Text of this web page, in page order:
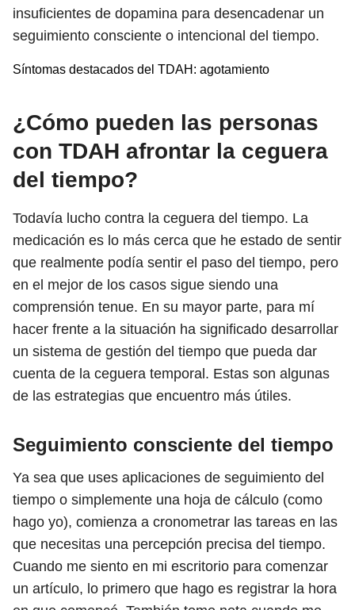
insuficientes de dopamina para desencadenar un
seguimiento consciente o intencional del tiempo.
Síntomas destacados del TDAH: agotamiento
¿Cómo pueden las personas
con TDAH afrontar la ceguera
del tiempo?
Todavía lucho contra la ceguera del tiempo. La
medicación es lo más cerca que he estado de sentir
que realmente podía sentir el paso del tiempo, pero
en el mejor de los casos sigue siendo una
comprensión tenue. En su mayor parte, para mí
hacer frente a la situación ha significado desarrollar
un sistema de gestión del tiempo que pueda dar
cuenta de la ceguera temporal. Estas son algunas
de las estrategias que encuentro más útiles.
Seguimiento consciente del tiempo
Ya sea que uses aplicaciones de seguimiento del
tiempo o simplemente una hoja de cálculo (como
hago yo), comienza a cronometrar las tareas en las
que necesitas una percepción precisa del tiempo.
Cuando me siento en mi escritorio para comenzar
un artículo, lo primero que hago es registrar la hora